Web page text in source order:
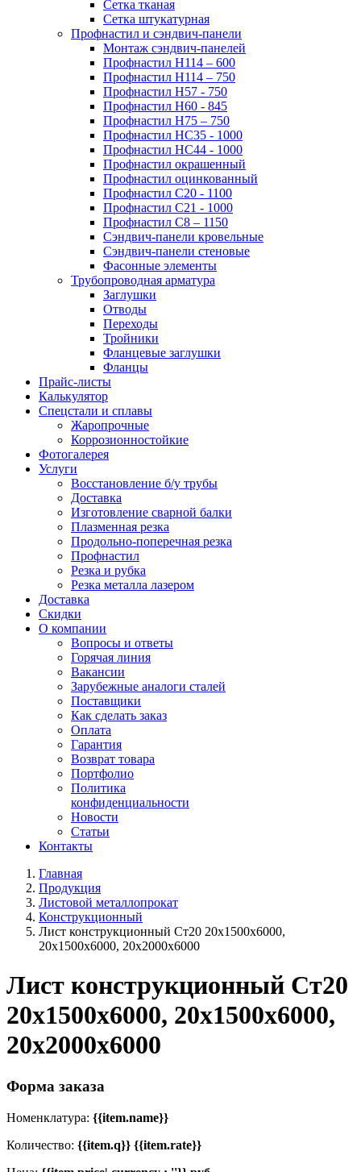
Сетка тканая
Сетка штукатурная
Профнастил и сэндвич-панели
Монтаж сэндвич-панелей
Профнастил Н114 – 600
Профнастил Н114 – 750
Профнастил Н57 - 750
Профнастил Н60 - 845
Профнастил Н75 – 750
Профнастил НС35 - 1000
Профнастил НС44 - 1000
Профнастил окрашенный
Профнастил оцинкованный
Профнастил С20 - 1100
Профнастил С21 - 1000
Профнастил С8 – 1150
Сэндвич-панели кровельные
Сэндвич-панели стеновые
Фасонные элементы
Трубопроводная арматура
Заглушки
Отводы
Переходы
Тройники
Фланцевые заглушки
Фланцы
Прайс-листы
Калькулятор
Спецстали и сплавы
Жаропрочные
Коррозионностойкие
Фотогалерея
Услуги
Восстановление б/у трубы
Доставка
Изготовление сварной балки
Плазменная резка
Продольно-поперечная резка
Профнастил
Резка и рубка
Резка металла лазером
Доставка
Скидки
О компании
Вопросы и ответы
Горячая линия
Вакансии
Зарубежные аналоги сталей
Поставщики
Как сделать заказ
Оплата
Гарантия
Возврат товара
Портфолио
Политика
конфиденциальности
Новости
Статьи
Контакты
Главная
Продукция
Листовой металлопрокат
Конструкционный
Лист конструкционный Ст20 20х1500х6000,
20х1500х6000, 20х2000х6000
Лист конструкционный Ст20
20х1500х6000, 20х1500х6000,
20х2000х6000
Форма заказа
Номенклатура: {{item.name}}
Количество: {{item.q}} {{item.rate}}